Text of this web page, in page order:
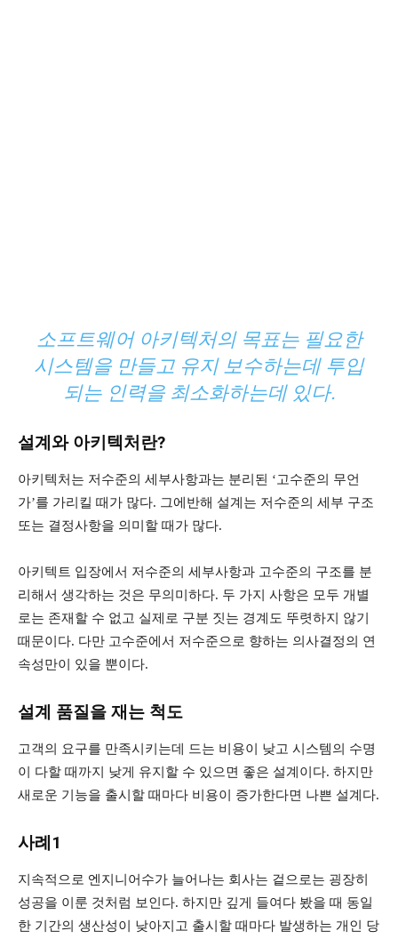
소프트웨어 아키텍처의 목표는 필요한
시스템을 만들고 유지 보수하는데 투입
되는 인력을 최소화하는데 있다.
설계와 아키텍처란?
아키텍처는 저수준의 세부사항과는 분리된 ‘고수준의 무언
가’를 가리킬 때가 많다. 그에반해 설계는 저수준의 세부 구조
또는 결정사항을 의미할 때가 많다.
아키텍트 입장에서 저수준의 세부사항과 고수준의 구조를 분
리해서 생각하는 것은 무의미하다. 두 가지 사항은 모두 개별
로는 존재할 수 없고 실제로 구분 짓는 경계도 뚜렷하지 않기
때문이다. 다만 고수준에서 저수준으로 향하는 의사결정의 연
속성만이 있을 뿐이다.
설계 품질을 재는 척도
고객의 요구를 만족시키는데 드는 비용이 낮고 시스템의 수명
이 다할 때까지 낮게 유지할 수 있으면 좋은 설계이다. 하지만
새로운 기능을 출시할 때마다 비용이 증가한다면 나쁜 설계다.
사례1
지속적으로 엔지니어수가 늘어나는 회사는 겉으로는 굉장히
성공을 이룬 것처럼 보인다. 하지만 깊게 들여다 봤을 때 동일
한 기간의 생산성이 낮아지고 출시할 때마다 발생하는 개인 당